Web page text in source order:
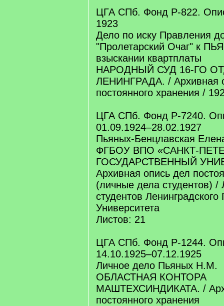
ЦГА СПб. Фонд Р-822.
1923
Дело по иску Правления
"Пролетарский Очаг" к
взыскании квартплаты
НАРОДНЫЙ СУД 16-ГО
ЛЕНИНГРАДА. / Архивная
постоянного хранения /
ЦГА СПб. Фонд Р-7240.
01.09.1924–28.02.1927
Пьяных-Бенцлавская
ФГБОУ ВПО «САНКТ-
ГОСУДАРСТВЕННЫЙ
Архивная опись дел
(личные дела студентов) /
студентов Ленинградского
Университета
Листов: 21
ЦГА СПб. Фонд Р-1244.
14.10.1925–07.12.1925
Личное дело Пьяных Н.М.
ОБЛАСТНАЯ КОНТОРА
МАШТЕХСИНДИКАТА. /
постоянного хранения